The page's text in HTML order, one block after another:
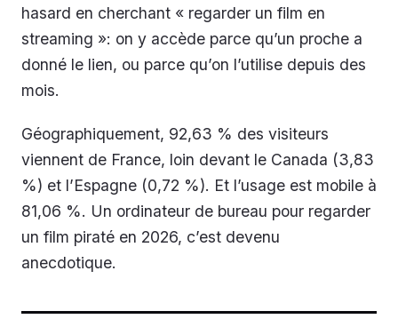
hasard en cherchant « regarder un film en
streaming »: on y accède parce qu’un proche a
donné le lien, ou parce qu’on l’utilise depuis des
mois.
Géographiquement, 92,63 % des visiteurs
viennent de France, loin devant le Canada (3,83
%) et l’Espagne (0,72 %). Et l’usage est mobile à
81,06 %. Un ordinateur de bureau pour regarder
un film piraté en 2026, c’est devenu
anecdotique.